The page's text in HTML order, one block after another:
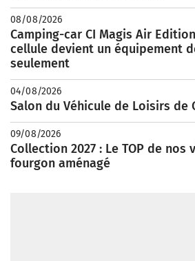
08/08/2026
Camping-car CI Magis Air
cellule devient un équipement
seulement
04/08/2026
Salon du Véhicule de Loisirs de
09/08/2026
Collection 2027 : Le TOP de
fourgon aménagé